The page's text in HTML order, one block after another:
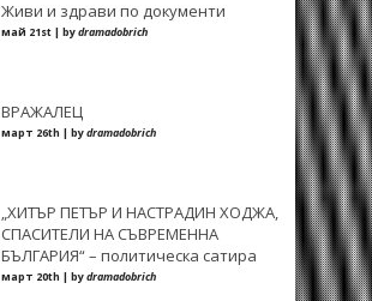
Живи и здрави по документи
май 21st | bydramadobrich
ВРАЖАЛЕЦ
март 26th | bydramadobrich
„ХИТЪР ПЕТЪР И НАСТРАДИН ХОДЖА,
СПАСИТЕЛИ НА СЪВРЕМЕННА
БЪЛГАРИЯ“ – политическа сатира
март 20th | bydramadobrich